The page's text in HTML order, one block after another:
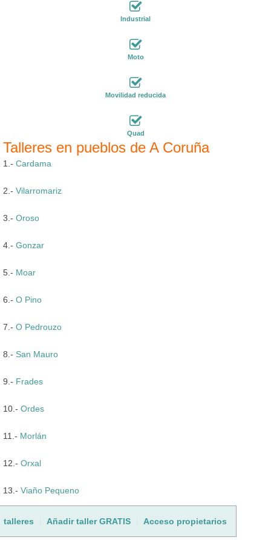
Industrial
Moto
Movilidad reducida
Quad
Talleres en pueblos de A Coruña
1.- Cardama
2.- Vilarromariz
3.- Oroso
4.- Gonzar
5.- Moar
6.- O Pino
7.- O Pedrouzo
8.- San Mauro
9.- Frades
10.- Ordes
11.- Morlán
12.- Orxal
13.- Viaño Pequeno
talleres Añadir taller GRATIS Acceso propietarios